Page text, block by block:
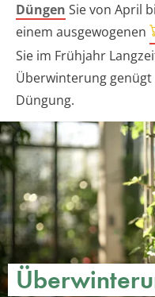
Düngen Sie von April
einem ausgewogenen
Sie im Frühjahr
Überwinterung
Düngung.